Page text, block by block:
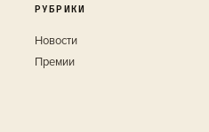
РУБРИКИ
Новости
Премии